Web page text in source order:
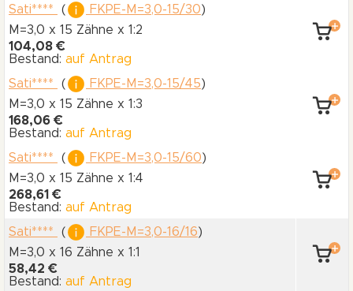
Sati****
( FKPE-M=3,0-15/30)
M=3,0 x 15 Zähne x 1:2
104,08 €
Bestand: auf Antrag
Sati****
( FKPE-M=3,0-15/45)
M=3,0 x 15 Zähne x 1:3
168,06 €
Bestand: auf Antrag
Sati****
( FKPE-M=3,0-15/60)
M=3,0 x 15 Zähne x 1:4
268,61 €
Bestand: auf Antrag
Sati****
( FKPE-M=3,0-16/16)
M=3,0 x 16 Zähne x 1:1
58,42 €
Bestand: auf Antrag